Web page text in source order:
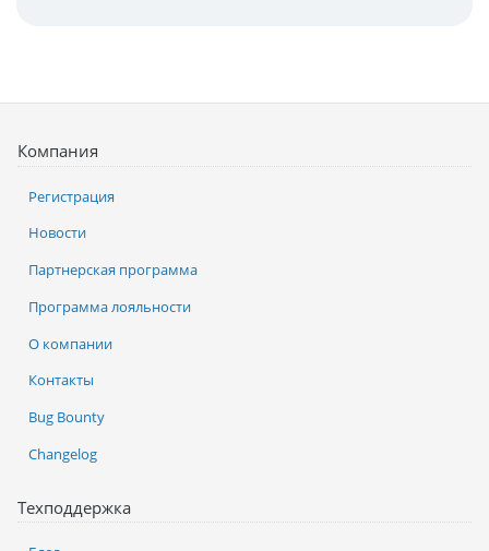
Компания
Регистрация
Новости
Партнерская программа
Программа лояльности
О компании
Контакты
Bug Bounty
Changelog
Техподдержка